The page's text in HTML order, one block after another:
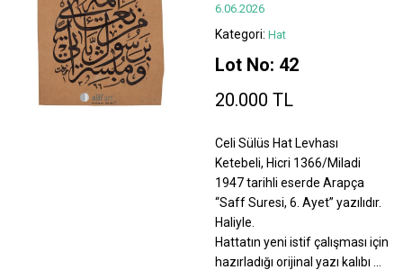
6.06.2026
Kategori: Hat
Lot No: 42
20.000 TL
Celi Sülüs Hat Levhası
Ketebeli, Hicri 1366/Miladi
1947 tarihli eserde Arapça
“Saff Suresi, 6. Ayet” yazılıdır.
Haliyle.
Hattatın yeni istif çalışması için
hazırladığı orijinal yazı kalıbı